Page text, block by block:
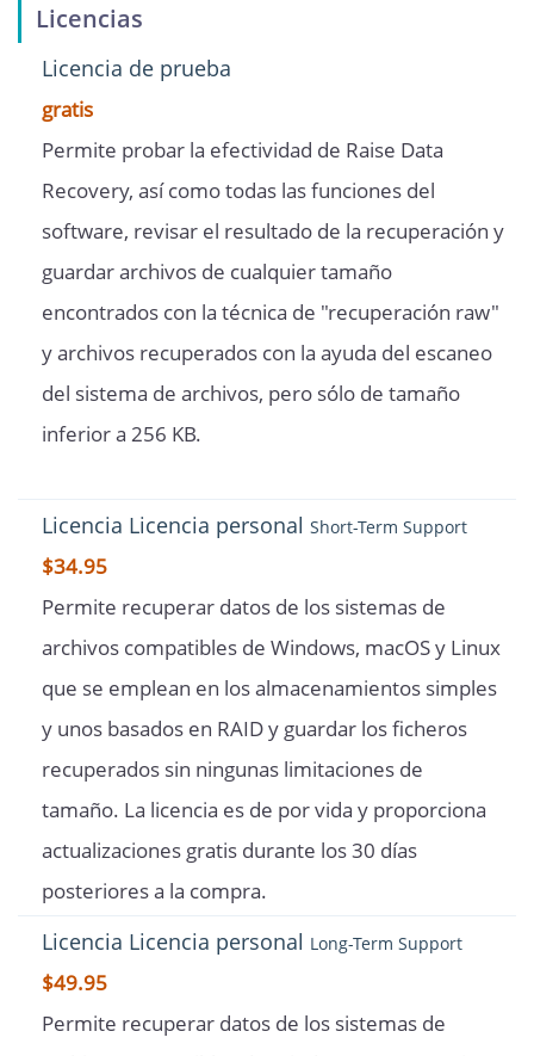
Licencias
Licencia de prueba
gratis
Permite probar la efectividad de Raise Data
Recovery, así como todas las funciones del
software, revisar el resultado de la recuperación y
guardar archivos de cualquier tamaño
encontrados con la técnica de "recuperación raw"
y archivos recuperados con la ayuda del escaneo
del sistema de archivos, pero sólo de tamaño
inferior a 256 KB.
Licencia Licencia personal Short-Term Support
$34.95
Permite recuperar datos de los sistemas de
archivos compatibles de Windows, macOS y Linux
que se emplean en los almacenamientos simples
y unos basados en RAID y guardar los ficheros
recuperados sin ningunas limitaciones de
tamaño. La licencia es de por vida y proporciona
actualizaciones gratis durante los 30 días
posteriores a la compra.
Licencia Licencia personal Long-Term Support
$49.95
Permite recuperar datos de los sistemas de